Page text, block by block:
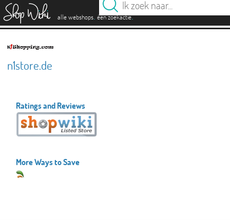
alle webshops. één zoekactie.
n1store.de
Ratings and Reviews
More Ways to Save